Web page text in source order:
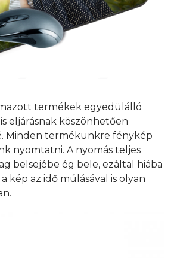
termékek egyedülálló
eljárásnak köszönhetően
Minden termékünkre fénykép
nyomtatni. A nyomás teljes
belsejébe ég bele, ezáltal hiába
kép az idő múlásával is olyan